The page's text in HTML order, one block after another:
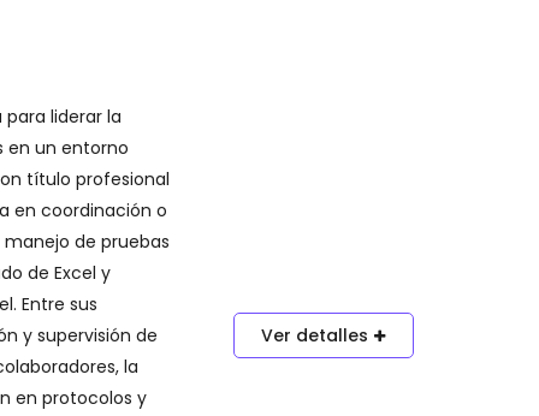
liderar la
en un entorno
título profesional
en coordinación o
de pruebas
de Excel y
Entre sus
y supervisión de
la
en protocolos y
Ver detalles